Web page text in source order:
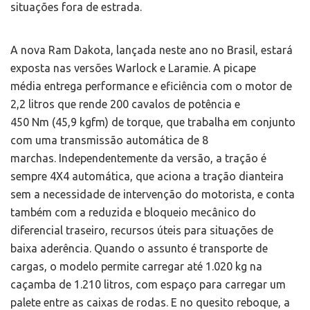
situações fora de estrada.
A nova Ram Dakota, lançada neste ano no Brasil, estará
exposta nas versões Warlock e Laramie. A picape
média entrega performance e eficiência com o motor de
2,2 litros que rende 200 cavalos de potência e
450 Nm (45,9 kgfm) de torque, que trabalha em conjunto
com uma transmissão automática de 8
marchas. Independentemente da versão, a tração é
sempre 4X4 automática, que aciona a tração dianteira
sem a necessidade de intervenção do motorista, e conta
também com a reduzida e bloqueio mecânico do
diferencial traseiro, recursos úteis para situações de
baixa aderência. Quando o assunto é transporte de
cargas, o modelo permite carregar até 1.020 kg na
caçamba de 1.210 litros, com espaço para carregar um
palete entre as caixas de rodas. E no quesito reboque, a